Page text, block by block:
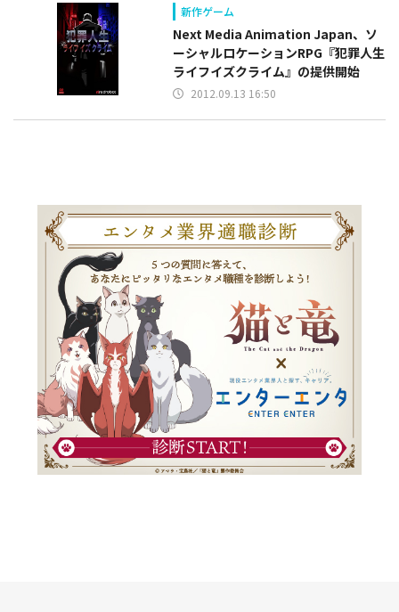
新作ゲーム
Next Media Animation Japan、ソ
ーシャルロケーションRPG『犯罪人生
ライフイズクライム』の提供開始
2012.09.13 16:50